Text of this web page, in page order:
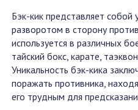
Бэк-кик представляет
разворотом в сторону
используется в различных
тайский бокс, карате,
Уникальность бэк-кика
поражать противника,
его трудным для